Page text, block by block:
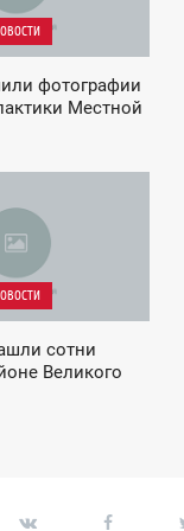
фотографии
Местной
сотни
Великого